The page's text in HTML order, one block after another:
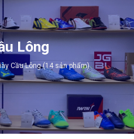
Lông
Cầu Lông (14 sản phẩm)